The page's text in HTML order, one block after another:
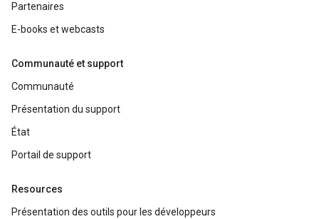
Partenaires
E-books et webcasts
Communauté et support
Communauté
Présentation du support
État
Portail de support
Resources
Présentation des outils pour les développeurs